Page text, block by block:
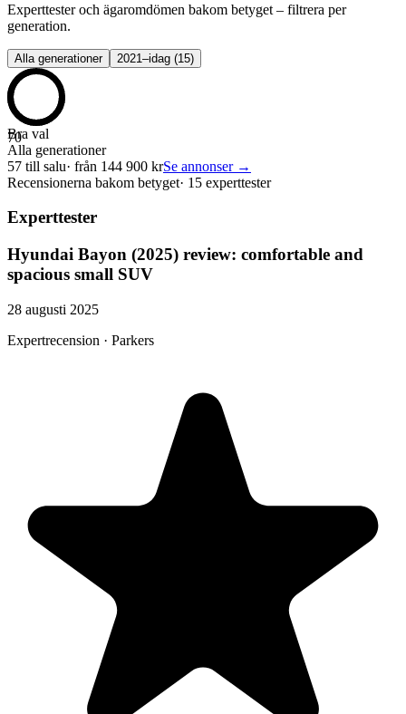
Experttester och ägaromdömen bakom betyget – filtrera per
generation.
Alla generationer 2021–idag (15)
70
Bra val
Alla generationer
57 till salu· från 144 900 krSe annonser →
Recensionerna bakom betyget· 15 experttester
Experttester
Hyundai Bayon (2025) review: comfortable and
spacious small SUV
28 augusti 2025
Expertrecension · Parkers